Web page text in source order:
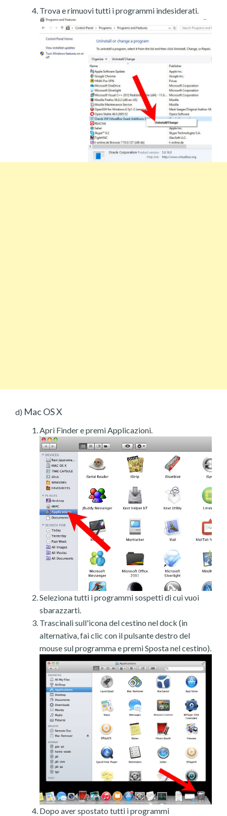
Trova e rimuovi tutti i programmi indesiderati.
d) Mac OS X
Apri Finder e premi Applicazioni.
Seleziona tutti i programmi sospetti di cui vuoi
sbarazzarti.
Trascinali sull'icona del cestino nel dock (in
alternativa, fai clic con il pulsante destro del
mouse sul programma e premi Sposta nel cestino).
Dopo aver spostato tutti i programmi